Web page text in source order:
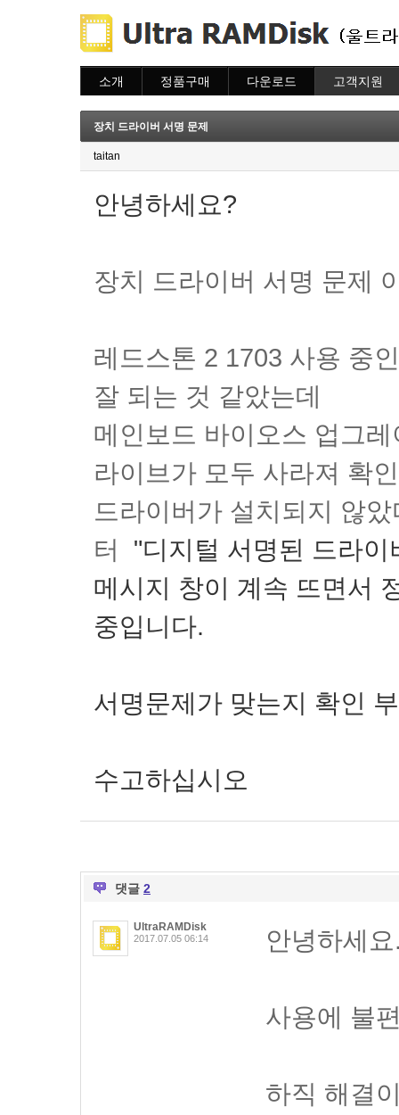
소개 정품구매
주문조회
이용안내
다운로드 고객지원
질문하기
장치 드라이버 서명 문제
taitan
안녕하세요?
장치 드라이버 서명 문제
레드스톤 2 1703 사용 중
잘 되는 것 같았는데
메인보드 바이오스 업그
라이브가 모두 사라져 확
드라이버가 설치되지 않
터 "디지털 서명된 드라
메시지 창이 계속 뜨면서
중입니다.
서명문제가 맞는지 확인
수고하십시오
댓글 2
UltraRAMDisk
2017.07.05 06:14 안녕하세
사용에 불
하직 해결